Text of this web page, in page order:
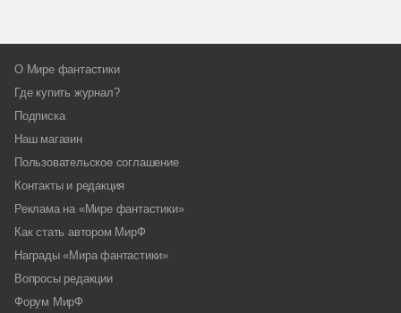
О Мире фантастики
Где купить журнал?
Подписка
Наш магазин
Пользовательское соглашение
Контакты и редакция
Реклама на «Мире фантастики»
Как стать автором МирФ
Награды «Мира фантастики»
Вопросы редакции
Форум МирФ